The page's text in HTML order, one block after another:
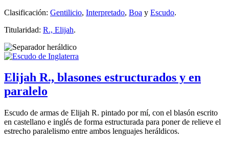
Clasificación: Gentilicio, Interpretado, Boa y Escudo.
Titularidad: R., Elijah.
Elijah R., blasones estructurados y en
paralelo
Escudo de armas de Elijah R. pintado por mí, con el blasón escrito
en castellano e inglés de forma estructurada para poner de relieve el
estrecho paralelismo entre ambos lenguajes heráldicos.